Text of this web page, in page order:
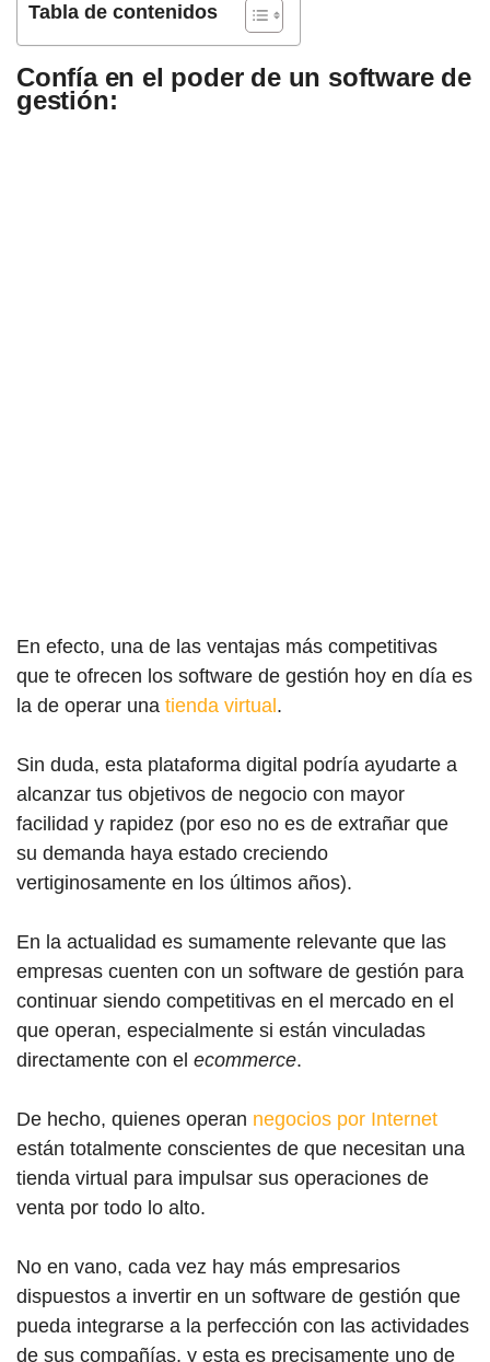
Tabla de contenidos
Confía en el poder de un software de
gestión:
En efecto, una de las ventajas más competitivas
que te ofrecen los software de gestión hoy en día es
la de operar una tienda virtual .
Sin duda, esta plataforma digital podría ayudarte a
alcanzar tus objetivos de negocio con mayor
facilidad y rapidez (por eso no es de extrañar que
su demanda haya estado creciendo
vertiginosamente en los últimos años).
En la actualidad es sumamente relevante que las
empresas cuenten con un software de gestión para
continuar siendo competitivas en el mercado en el
que operan, especialmente si están vinculadas
directamente con el ecommerce.
De hecho, quienes operan negocios por Internet
están totalmente conscientes de que necesitan una
tienda virtual para impulsar sus operaciones de
venta por todo lo alto.
No en vano, cada vez hay más empresarios
dispuestos a invertir en un software de gestión que
pueda integrarse a la perfección con las actividades
de sus compañías, y esta es precisamente uno de